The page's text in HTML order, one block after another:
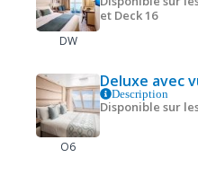
DW
et Deck 16
O6
Deluxe avec
Description
Disponible sur